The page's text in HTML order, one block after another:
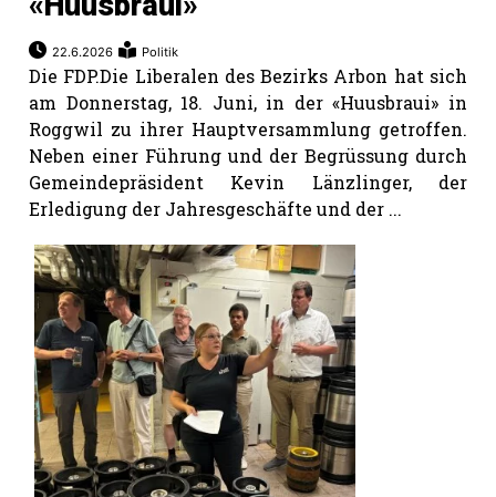
22.6.2026 Politik
Die FDP.Die Liberalen des Bezirks Arbon hat sich
am Donnerstag, 18. Juni, in der «Huusbraui» in
Roggwil zu ihrer Hauptversammlung getroffen.
Neben einer Führung und der Begrüssung durch
Gemeindepräsident Kevin Länzlinger, der
Erledigung der Jahresgeschäfte und der ...